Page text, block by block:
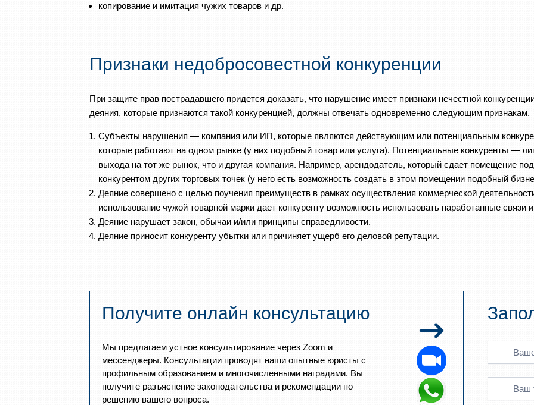
копирование и имитация чужих товаров и др.
Признаки недобросовестной конкуренции
При защите прав пострадавшего придется доказать, что нарушение имеет признаки нечестной
деяния, которые признаются такой конкуренцией, должны отвечать одновременно следующим признакам.
Субъекты нарушения — компания или ИП, которые являются действующим или потенциальным
которые работают на одном рынке (у них подобный товар или услуга). Потенциальные конкуренты —
выхода на тот же рынок, что и другая компания. Например, арендодатель, который сдает помещение
конкурентом других торговых точек (у него есть возможность создать в этом помещении подобный
Деяние совершено с целью поучения преимуществ в рамках осуществления коммерческой
использование чужой товарной марки дает конкуренту возможность использовать наработанные связи
Деяние нарушает закон, обычаи и/или принципы справедливости.
Деяние приносит конкуренту убытки или причиняет ущерб его деловой репутации.
Получите онлайн консультацию
Мы предлагаем устное консультирование через Zoom и
мессенджеры. Консультации проводят наши опытные юристы с
профильным образованием и многочисленными наградами. Вы
получите разъяснение законодательства и рекомендации по
решению вашего вопроса.